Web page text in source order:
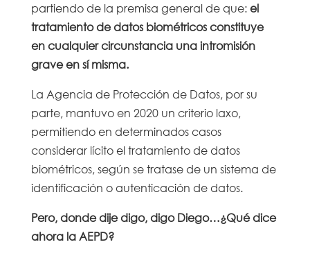
partiendo de la premisa general de que:el
tratamiento de datos biométricos constituye
en cualquier circunstancia una intromisión
grave en sí misma.
La Agencia de Protección de Datos, por su
parte, mantuvo en 2020 un criterio laxo,
permitiendo en determinados casos
considerar lícito el tratamiento de datos
biométricos, según se tratase de un sistema de
identificación o autenticación de datos.
Pero, donde dije digo, digo Diego…¿Qué dice
ahora la AEPD?